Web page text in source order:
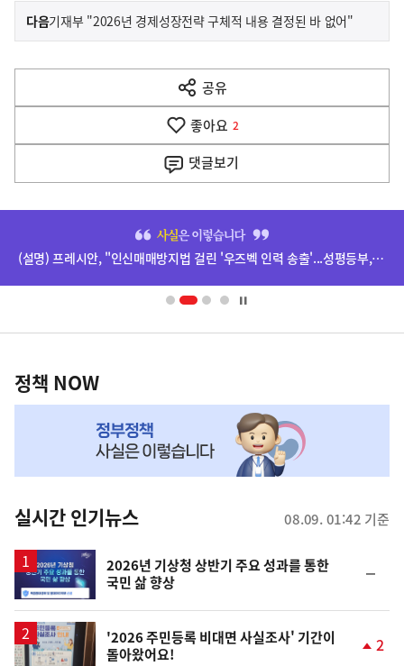
이
전
다
음
다음기
사
기재부 "2026년 경제성장전략 구체적 내용 결정된 바 없어"
공유
열
기
좋아요 2
댓글보기
영
(설명) 프레시안, "인신매매방지법 걸린 '우즈벡 인력 송출'...성평등부,노동·법무부에 개선 요청" 관련
책
NOW,
뉴
스
정책 NOW
실시간 인기뉴스 08.09. 01:42 기준
2026년 기상청 상반기 주요 성과를 통한
국민 삶 향상
일
'2026 주민등록 비대면 사실조사' 기간이
돌아왔어요!
2